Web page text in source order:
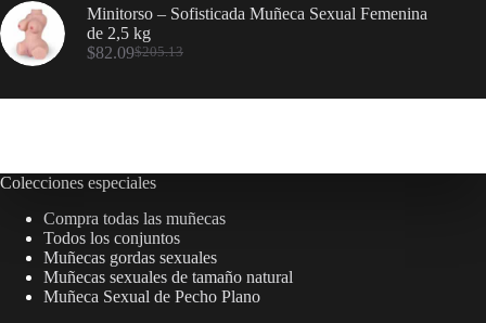
Minitorso – Sofisticada Muñeca Sexual Femenina
de 2,5 kg
$205.13
$82.09
Colecciones especiales
Compra todas las muñecas
Todos los conjuntos
Muñecas gordas sexuales
Muñecas sexuales de tamaño natural
Muñeca Sexual de Pecho Plano